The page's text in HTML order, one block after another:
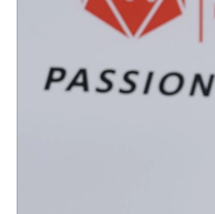
การเมือง
กีฬา